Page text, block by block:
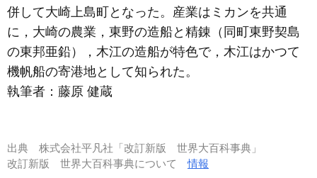
併して大崎上島町となった。産業はミカンを共通
に，大崎の農業，東野の造船と精錬（同町東野契島
の東邦亜鉛），木江の造船が特色で，木江はかつて
機帆船の寄港地として知られた。
執筆者： 藤原 健蔵
出典 株式会社平凡社「改訂新版 世界大百科事典」
改訂新版 世界大百科事典について情報